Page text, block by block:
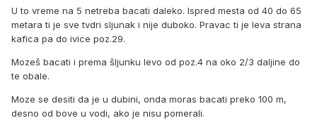
U to vreme na 5 netreba bacati daleko. Ispred mesta od 40 do 65
metara ti je sve tvdri sljunak i nije duboko. Pravac ti je leva strana
kafica pa do ivice poz.29.
Mozeš bacati i prema šljunku levo od poz.4 na oko 2/3 daljine do
te obale.
Moze se desiti da je u dubini, onda moras bacati preko 100 m,
desno od bove u vodi, ako je nisu pomerali.